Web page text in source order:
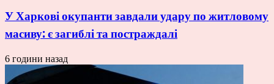
У Харкові окупанти завдали удару по житловому
масиву: є загиблі та постраждалі
6 години назад